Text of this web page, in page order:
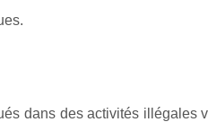
dans des activités illégales